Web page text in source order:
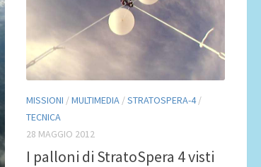
MISSIONI /MULTIMEDIA /STRATOSPERA-4/
TECNICA
28 MAGGIO 2012
I palloni di StratoSpera 4 visti